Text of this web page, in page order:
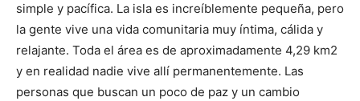
simple y pacífica. La isla es increíblemente pequeña, pero
la gente vive una vida comunitaria muy íntima, cálida y
relajante. Toda el área es de aproximadamente 4,29 km2
y en realidad nadie vive allí permanentemente. Las
personas que buscan un poco de paz y un cambio